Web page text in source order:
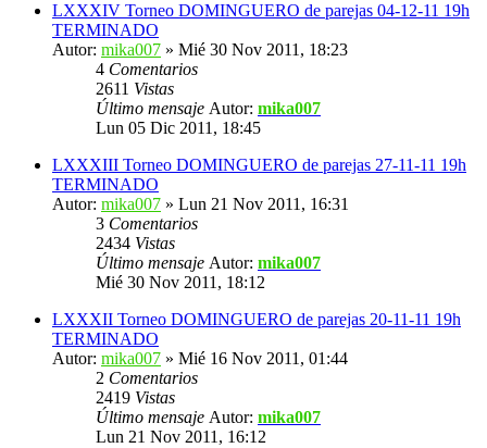
LXXXIV Torneo DOMINGUERO de parejas 04-12-11 19h
TERMINADO
Autor: mika007 » Mié 30 Nov 2011, 18:23
4 Comentarios
2611 Vistas
Último mensaje Autor: mika007
Lun 05 Dic 2011, 18:45
LXXXIII Torneo DOMINGUERO de parejas 27-11-11 19h
TERMINADO
Autor: mika007 » Lun 21 Nov 2011, 16:31
3 Comentarios
2434 Vistas
Último mensaje Autor: mika007
Mié 30 Nov 2011, 18:12
LXXXII Torneo DOMINGUERO de parejas 20-11-11 19h
TERMINADO
Autor: mika007 » Mié 16 Nov 2011, 01:44
2 Comentarios
2419 Vistas
Último mensaje Autor: mika007
Lun 21 Nov 2011, 16:12